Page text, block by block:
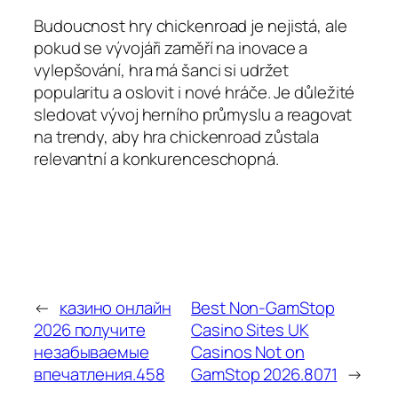
Budoucnost hry chickenroad je nejistá, ale
pokud se vývojáři zaměří na inovace a
vylepšování, hra má šanci si udržet
popularitu a oslovit i nové hráče. Je důležité
sledovat vývoj herního průmyslu a reagovat
na trendy, aby hra chickenroad zůstala
relevantní a konkurenceschopná.
← казино онлайн
2026 получите
незабываемые
впечатления.458
Best Non-GamStop
Casino Sites UK
Casinos Not on
GamStop 2026.8071 →